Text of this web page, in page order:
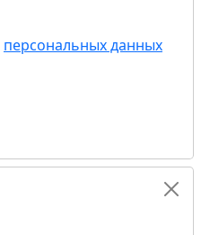
персональных данных